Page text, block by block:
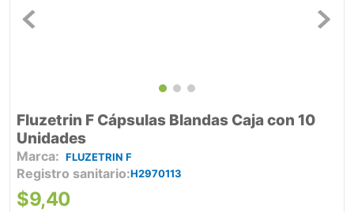
Fluzetrin F Cápsulas Blandas Caja con 10
Unidades
FLUZETRIN F
Registro sanitario H2970113
$9,40